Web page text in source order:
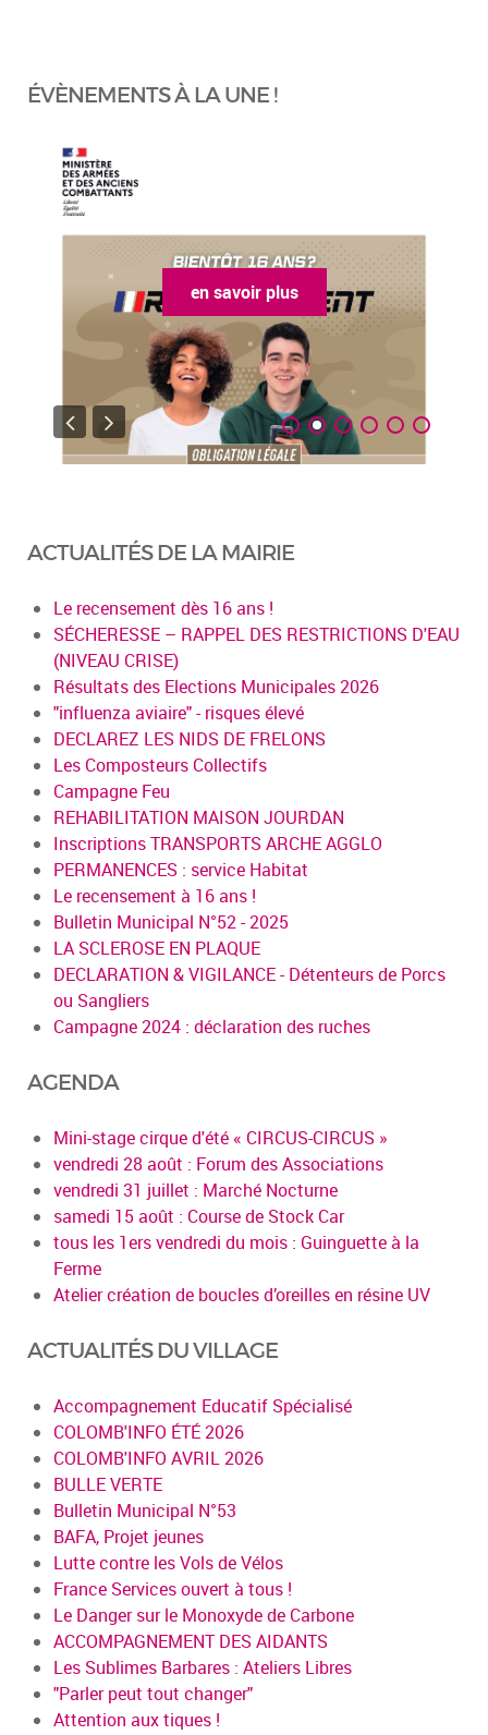
ÉVÈNEMENTS À LA UNE !
en savoir plus
ACTUALITÉS DE LA MAIRIE
Le recensement dès 16 ans !
SÉCHERESSE – RAPPEL DES RESTRICTIONS D'EAU
(NIVEAU CRISE)
Résultats des Elections Municipales 2026
"influenza aviaire" - risques élevé
DECLAREZ LES NIDS DE FRELONS
Les Composteurs Collectifs
Campagne Feu
REHABILITATION MAISON JOURDAN
Inscriptions TRANSPORTS ARCHE AGGLO
PERMANENCES : service Habitat
Le recensement à 16 ans !
Bulletin Municipal N°52 - 2025
LA SCLEROSE EN PLAQUE
DECLARATION & VIGILANCE - Détenteurs de Porcs
ou Sangliers
Campagne 2024 : déclaration des ruches
AGENDA
Mini-stage cirque d'été « CIRCUS-CIRCUS »
vendredi 28 août : Forum des Associations
vendredi 31 juillet : Marché Nocturne
samedi 15 août : Course de Stock Car
tous les 1ers vendredi du mois : Guinguette à la
Ferme
Atelier création de boucles d’oreilles en résine UV
ACTUALITÉS DU VILLAGE
Accompagnement Educatif Spécialisé
COLOMB'INFO ÉTÉ 2026
COLOMB'INFO AVRIL 2026
BULLE VERTE
Bulletin Municipal N°53
BAFA, Projet jeunes
Lutte contre les Vols de Vélos
France Services ouvert à tous !
Le Danger sur le Monoxyde de Carbone
ACCOMPAGNEMENT DES AIDANTS
Les Sublimes Barbares : Ateliers Libres
"Parler peut tout changer"
Attention aux tiques !